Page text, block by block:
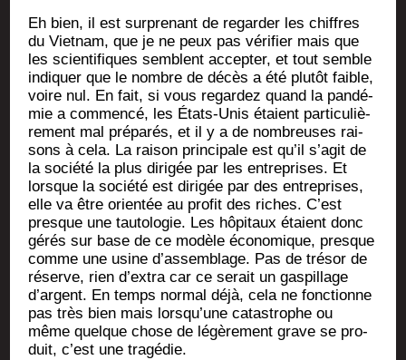
Eh bien, il est sur­pre­nant de regar­der les chiffres
du Viet­nam, que je ne peux pas véri­fier mais que
les scien­ti­fiques semblent accep­ter, et tout semble
indi­quer que le nombre de décès a été plu­tôt faible,
voire nul. En fait, si vous regar­dez quand la pan­dé­
mie a com­men­cé, les États-Unis étaient par­ti­cu­liè­
re­ment mal pré­pa­rés, et il y a de nom­breuses rai­
sons à cela. La rai­son prin­ci­pale est qu’il s’a­git de
la socié­té la plus diri­gée par les entre­prises. Et
lorsque la socié­té est diri­gée par des entre­prises,
elle va être orien­tée au pro­fit des riches. C’est
presque une tau­to­lo­gie. Les hôpi­taux étaient donc
gérés sur base de ce modèle éco­no­mique, presque
comme une usine d’as­sem­blage. Pas de tré­sor de
réserve, rien d’ex­tra car ce serait un gas­pillage
d’argent. En temps nor­mal déjà, cela ne fonc­tionne
pas très bien mais lors­qu’une catas­trophe ou
même quelque chose de légè­re­ment grave se pro­
duit, c’est une tragédie.